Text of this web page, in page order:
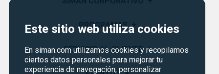
Este sitio web utiliza cookies
En siman.com utilizamos cookies y recopilamos
ciertos datos personales para mejorar tu
experiencia de navegación, personalizar
Quiénes Somos
Historia
Sucursales
PROGRAMAS +
Monedero
Certificados de Regalo
SERVICIO AL CLIENTE +